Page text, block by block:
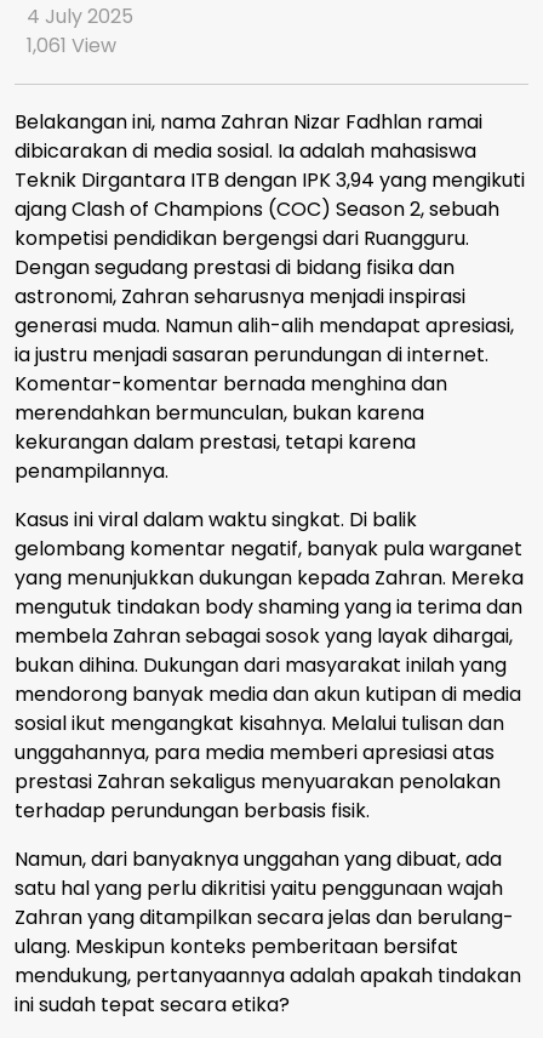
4 July 2025
1,061 View
Belakangan ini, nama Zahran Nizar Fadhlan ramai
dibicarakan di media sosial. Ia adalah mahasiswa
Teknik Dirgantara ITB dengan IPK 3,94 yang mengikuti
ajang Clash of Champions (COC) Season 2, sebuah
kompetisi pendidikan bergengsi dari Ruangguru.
Dengan segudang prestasi di bidang fisika dan
astronomi, Zahran seharusnya menjadi inspirasi
generasi muda. Namun alih-alih mendapat apresiasi,
ia justru menjadi sasaran perundungan di internet.
Komentar-komentar bernada menghina dan
merendahkan bermunculan, bukan karena
kekurangan dalam prestasi, tetapi karena
penampilannya.
Kasus ini viral dalam waktu singkat. Di balik
gelombang komentar negatif, banyak pula warganet
yang menunjukkan dukungan kepada Zahran. Mereka
mengutuk tindakan body shaming yang ia terima dan
membela Zahran sebagai sosok yang layak dihargai,
bukan dihina. Dukungan dari masyarakat inilah yang
mendorong banyak media dan akun kutipan di media
sosial ikut mengangkat kisahnya. Melalui tulisan dan
unggahannya, para media memberi apresiasi atas
prestasi Zahran sekaligus menyuarakan penolakan
terhadap perundungan berbasis fisik.
Namun, dari banyaknya unggahan yang dibuat, ada
satu hal yang perlu dikritisi yaitu penggunaan wajah
Zahran yang ditampilkan secara jelas dan berulang-
ulang. Meskipun konteks pemberitaan bersifat
mendukung, pertanyaannya adalah apakah tindakan
ini sudah tepat secara etika?